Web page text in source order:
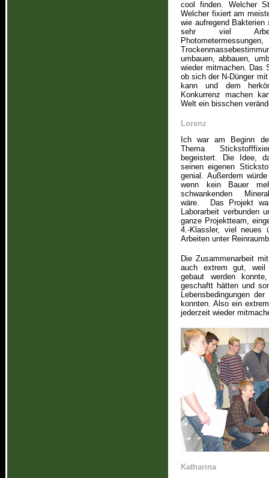
cool finden. Welcher
Welcher fixiert am
wie aufregend
sehr viel
umbauen, abbauen,
wieder mitmachen. Das
ob sich der N-Dünger
kann und dem
Konkurrenz machen
Welt ein bisschen
Lorenz
Ich war am Beginn
Thema
begeistert. Die Idee,
seinen eigenen
genial. Außerdem
wenn kein Bauer
schwankenden
wäre. Das Projekt
Laborarbeit verbunden
ganze Projektteam,
4.-Klassler, viel neues
Arbeiten unter
Die Zusammenarbeit
auch extrem gut, weil
gebaut werden
geschaftt hätten und
Lebensbedingungen
konnten. Also ein
jederzeit wieder
Katharina